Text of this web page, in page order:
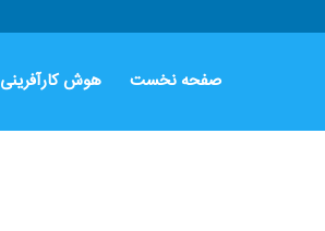
صفحه نخست هوش کارآفرینی